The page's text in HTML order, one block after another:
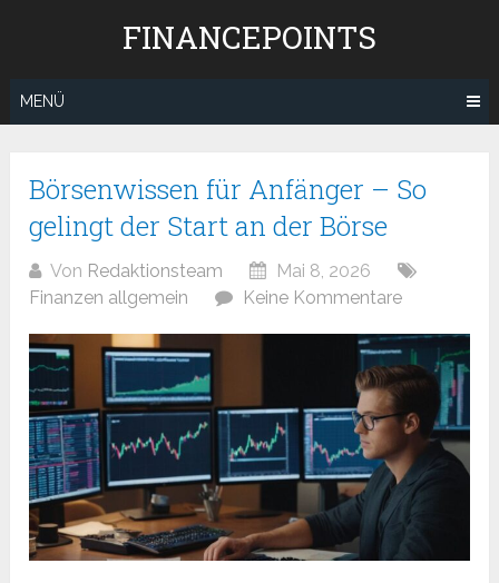
FINANCEPOINTS
MENÜ
Börsenwissen für Anfänger – So
gelingt der Start an der Börse
Von Redaktionsteam
Mai 8, 2026
Finanzen allgemein
Keine Kommentare
Beitragsnavigation